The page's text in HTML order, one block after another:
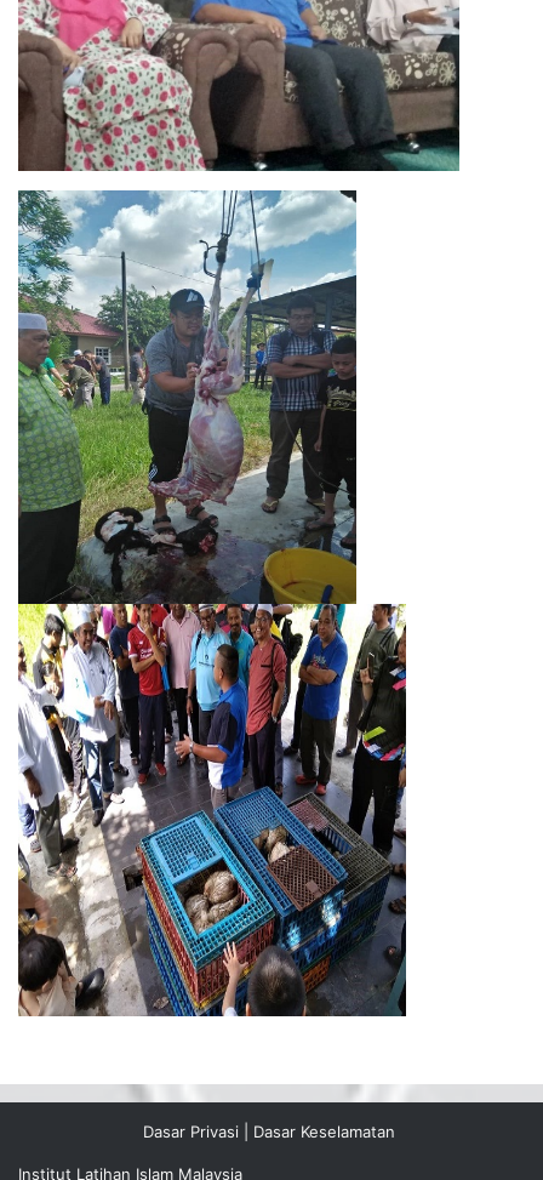
Dasar Privasi Dasar Keselamatan
Institut Latihan Islam Malaysia